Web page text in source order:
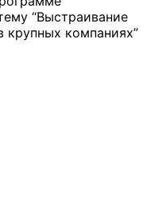
“Выстраивание
крупных компаниях”